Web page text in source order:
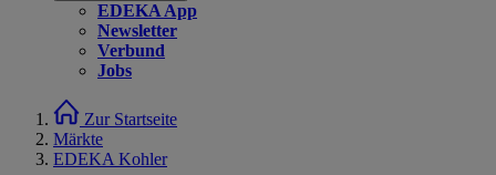
EDEKA App
Newsletter
Verbund
Jobs
Zur Startseite
Märkte
EDEKA Kohler